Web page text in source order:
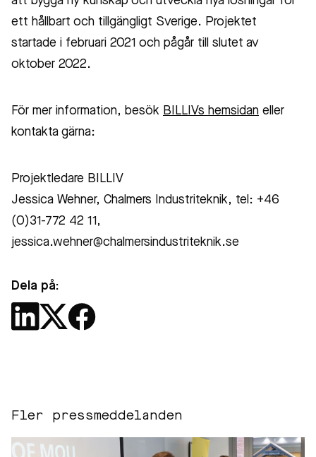
ett hållbart och tillgängligt Sverige. Projektet
startade i februari 2021 och pågår till slutet av
oktober 2022.
För mer information, besök BILLIVs hemsidan eller
kontakta gärna:
Projektledare BILLIV
Jessica Wehner, Chalmers Industriteknik, tel: +46
(0)31-772 42 11,
jessica.wehner@chalmersindustriteknik.se
Dela på:
Fler pressmeddelanden